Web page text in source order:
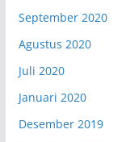
September 2020
Agustus 2020
Juli 2020
Januari 2020
Desember 2019